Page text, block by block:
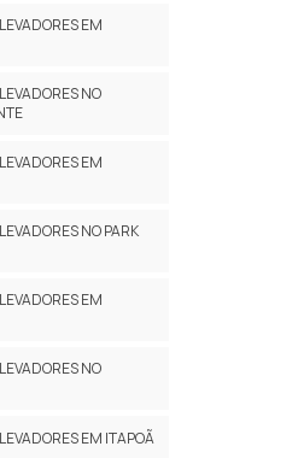
EM
NO
EM
NO PARK
EM
NO
EM ITAPOÃ